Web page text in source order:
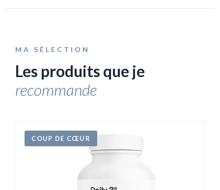
MA SÉLECTION
Les produits que je
recommande
COUP DE CŒUR